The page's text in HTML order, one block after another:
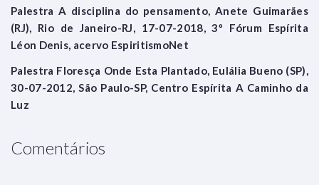
Palestra A disciplina do pensamento, Anete Guimarães
(RJ), Rio de Janeiro-RJ, 17-07-2018, 3º Fórum Espírita
Léon Denis, acervo EspiritismoNet
Palestra Floresça Onde Esta Plantado, Eulália Bueno (SP),
30-07-2012, São Paulo-SP, Centro Espírita A Caminho da
Luz
Comentários